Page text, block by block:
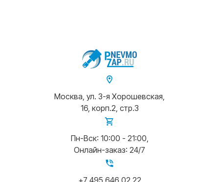
Москва, ул. 3-я Хорошевская,
16, корп.2, стр.3
Пн-Вск: 10:00 - 21:00,
Онлайн-заказ: 24/7